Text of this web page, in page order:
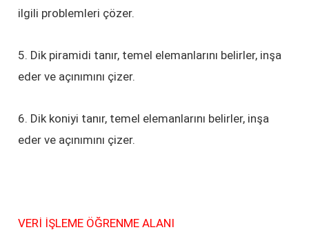
ilgili problemleri çözer.
5. Dik piramidi tanır, temel elemanlarını belirler, inşa
eder ve açınımını çizer.
6. Dik koniyi tanır, temel elemanlarını belirler, inşa
eder ve açınımını çizer.
VERİ İŞLEME ÖĞRENME ALANI